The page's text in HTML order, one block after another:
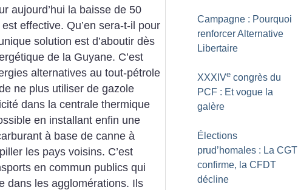
aujourd’hui la baisse de 50
effective. Qu’en sera-t-il pour
solution est d’aboutir dès
de la Guyane. C’est
alternatives au tout-pétrole
ne plus utiliser de gazole
dans la centrale thermique
en installant enfin une
à base de canne à
les pays voisins. C’est
en commun publics qui
dans les agglomérations. Ils
Campagne : Pourquoi
renforcer Alternative
Libertaire
XXXIVe congrès du
PCF : Et vogue la
galère
Élections
prud’homales : La CGT
confirme, la CFDT
décline